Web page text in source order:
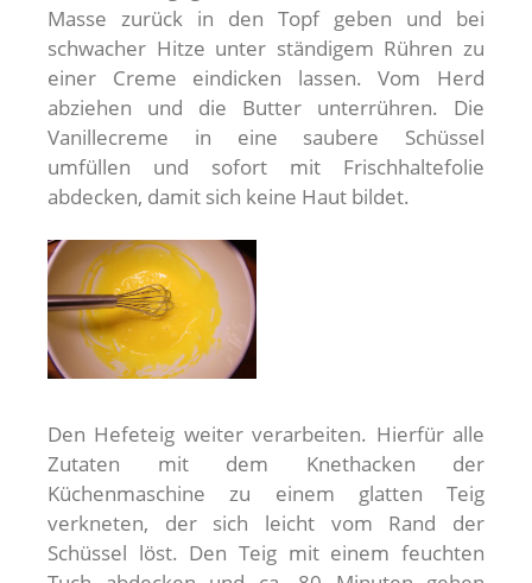
Masse zurück in den Topf geben und bei
schwacher Hitze unter ständigem Rühren zu
einer Creme eindicken lassen. Vom Herd
abziehen und die Butter unterrühren. Die
Vanillecreme in eine saubere Schüssel
umfüllen und sofort mit Frischhaltefolie
abdecken, damit sich keine Haut bildet.
Den Hefeteig weiter verarbeiten. Hierfür alle
Zutaten mit dem Knethacken der
Küchenmaschine zu einem glatten Teig
verkneten, der sich leicht vom Rand der
Schüssel löst. Den Teig mit einem feuchten